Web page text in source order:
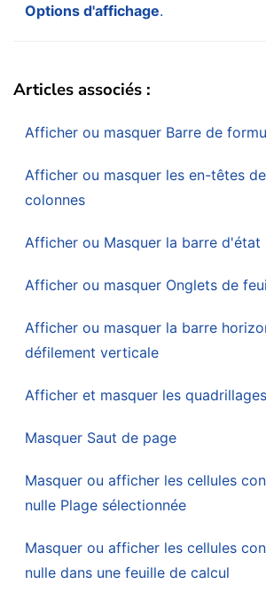
Options d'affichage.
Articles associés :
Afficher ou masquer Barre de
Afficher ou masquer les en-têtes
colonnes
Afficher ou Masquer la barre d'état
Afficher ou masquer Onglets de
Afficher ou masquer la barre
défilement verticale
Afficher et masquer les quadrillages
Masquer Saut de page
Masquer ou afficher les cellules
nulle Plage sélectionnée
Masquer ou afficher les cellules
nulle dans une feuille de calcul